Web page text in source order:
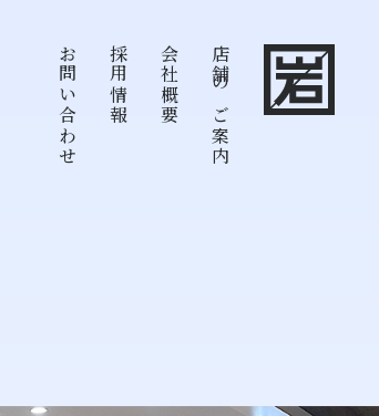
店舗のご案内
会社概要
採用情報
お問い合わせ